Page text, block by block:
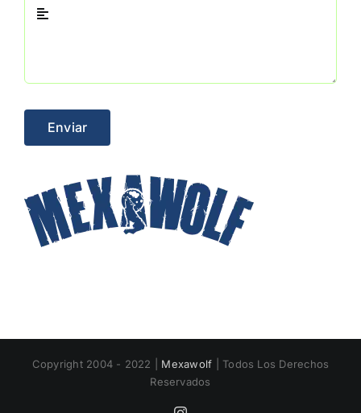
Enviar
Copyright 2004 - 2022 | Mexawolf | Todos Los Derechos
Reservados